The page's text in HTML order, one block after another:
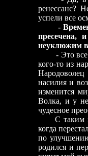
ренессанс?
успели все
-
пресечена,
неуклюжим
- Это все
кого-то из
насилия и
изменится
Волка, и у
чудесное
С таким
когда
по
родился и